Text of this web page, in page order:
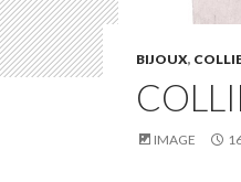
BIJOUX,
IMAGE